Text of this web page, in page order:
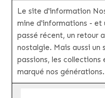
Le site d'information
mine d'informations - et
passé récent, un retour
nostalgie. Mais aussi un
passions, les
marqué nos générations.